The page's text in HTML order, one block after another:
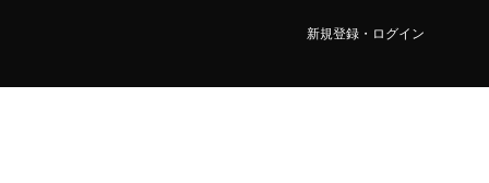
新規登録・ログイン